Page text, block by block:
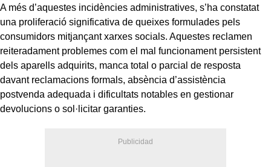
A més d’aquestes incidències administratives, s’ha constatat
una proliferació significativa de queixes formulades pels
consumidors mitjançant xarxes socials. Aquestes reclamen
reiteradament problemes com el mal funcionament persistent
dels aparells adquirits, manca total o parcial de resposta
davant reclamacions formals, absència d’assistència
postvenda adequada i dificultats notables en gestionar
devolucions o sol·licitar garanties.